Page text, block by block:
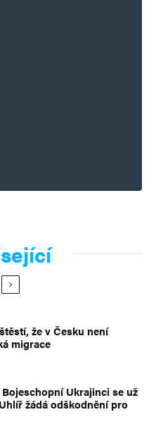
že v Česku není
migrace
Ukrajinci se už
žádá odškodnění pro